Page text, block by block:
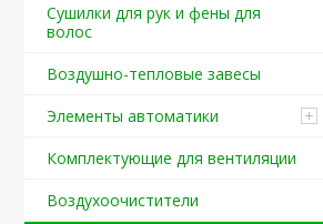
Сушилки для рук и фены для
волос
Воздушно-тепловые завесы
Элементы автоматики
Комплектующие для вентиляции
Воздухоочистители